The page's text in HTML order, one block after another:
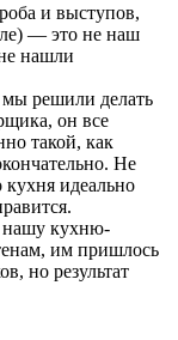
и выступов,
— это не наш
нашли
решили делать
он все
такой, как
Не
идеально
нашу кухню-
им пришлось
но результат